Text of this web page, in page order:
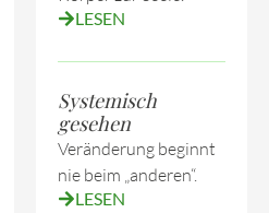
LESEN
Systemisch
gesehen
Veränderung beginnt
nie beim „anderen“.
LESEN